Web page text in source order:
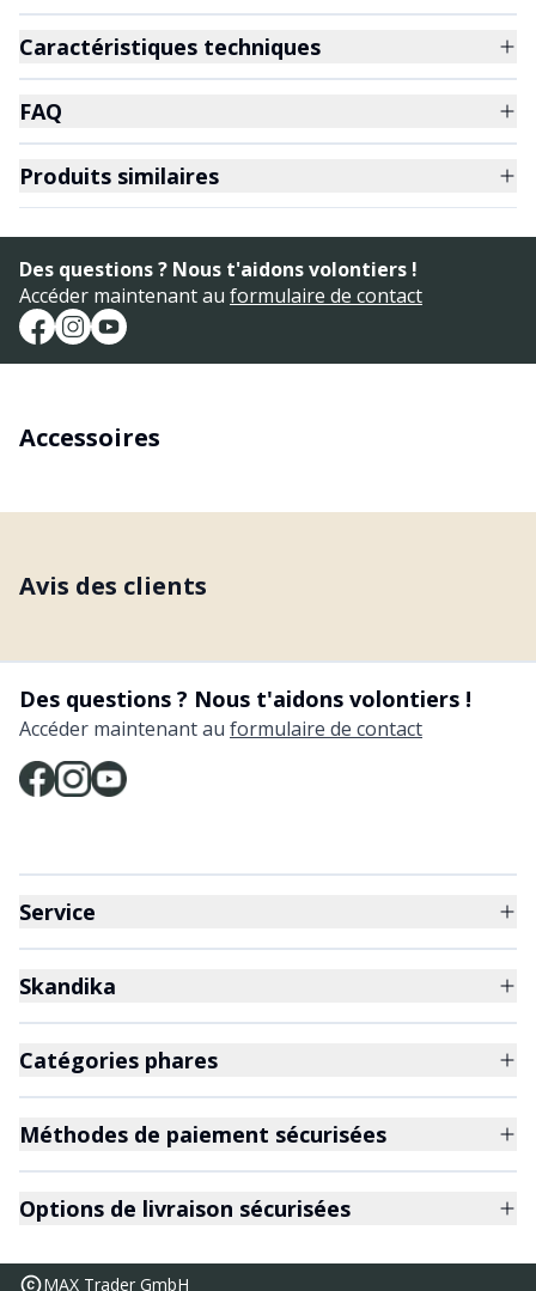
Caractéristiques techniques
FAQ
Produits similaires
Des questions ? Nous t'aidons volontiers !
Accéder maintenant au formulaire de contact
Accessoires
Avis des clients
Des questions ? Nous t'aidons volontiers !
Accéder maintenant au formulaire de contact
Service
Skandika
Catégories phares
Méthodes de paiement sécurisées
Options de livraison sécurisées
MAX Trader GmbH